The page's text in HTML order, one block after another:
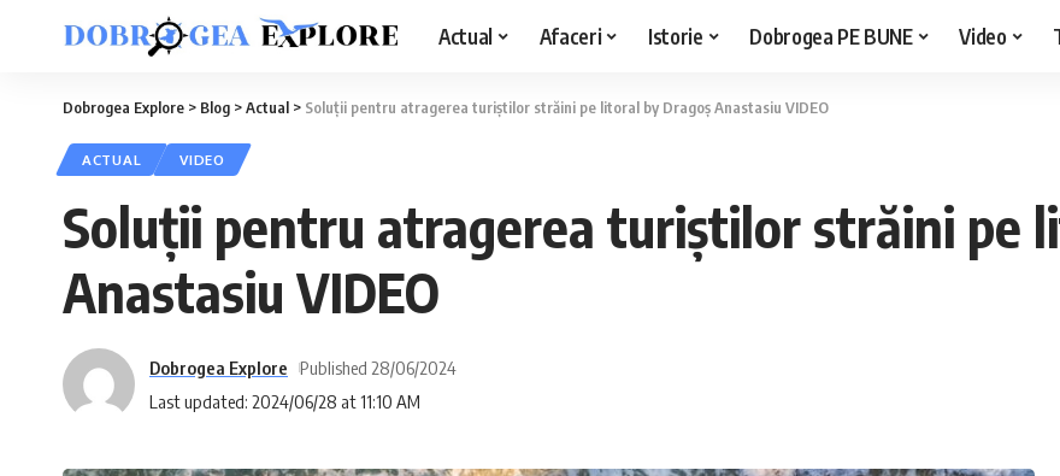
Actual Afaceri Istorie Dobrogea PE BUNE Video
Dobrogea Explore > Blog >Actual > Soluții pentru atragerea turiștilor străini pe litoral by Dragoș Anastasiu VIDEO
ACTUAL VIDEO
Soluții pentru atragerea turiștilor străini pe
Anastasiu VIDEO
Last updated: 2024/06/28 at 11:10 AM
Dobrogea Explore Published 28/06/2024